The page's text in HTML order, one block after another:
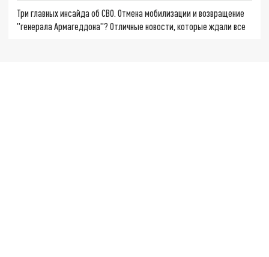
Три главных инсайда об СВО. Отмена мобилизации и возвращение
"генерала Армагеддона"? Отличные новости, которые ждали все